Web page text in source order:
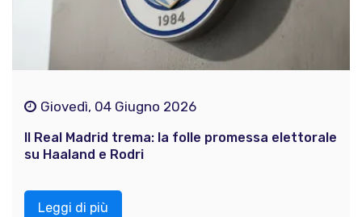
Giovedì, 04 Giugno 2026
Il Real Madrid trema: la folle promessa elettorale
su Haaland e Rodri
Leggi di più